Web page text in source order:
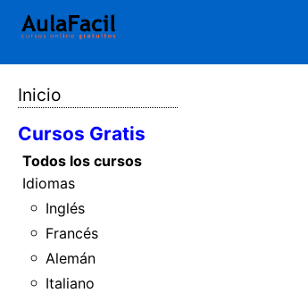
Inicio
Cursos Gratis
Todos los cursos
Idiomas
Inglés
Francés
Alemán
Italiano